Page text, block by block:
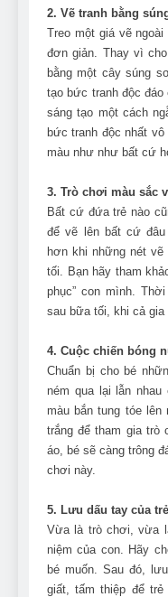
2. Vẽ tranh bằng
Treo một giá vẽ
đơn giản. Thay vì
bằng một cây súng
tạo bức tranh độc
sáng tạo một cách
bức tranh độc nhất vô
màu như như bất cứ
3. Trò chơi màu sắc
Bất cứ đứa trẻ nào
để vẽ lên bất cứ
hơn khi những nét
tối. Bạn hãy tham
phục” con mình.
sau bữa tối, khi cả gia
4. Cuộc chiến bóng
Chuẩn bị cho bé
ném qua lại lẫn
màu bắn tung tóe
trắng để tham gia trò
áo, bé sẽ càng trông
chơi này.
5. Lưu dấu tay của trẻ
Vừa là trò chơi, vừa
niệm của con. Hãy
bé muốn. Sau đó,
giất, tấm thiệp để